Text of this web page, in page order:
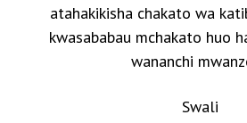
atahakikisha chakato wa
kwasababau mchakato huo
wananchi
Swali